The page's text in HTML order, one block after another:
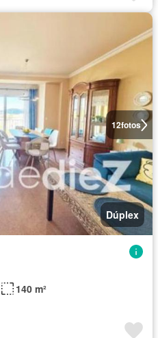
12fotos
Dúplex
140 m²